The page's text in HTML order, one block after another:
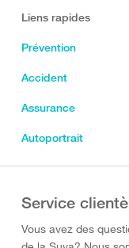
Liens rapides
Prévention
Accident
Assurance
Autoportrait
Service
Vous avez des